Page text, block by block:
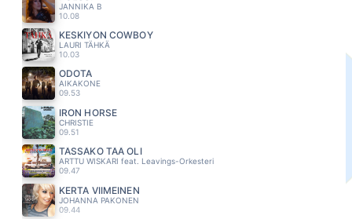
JANNIKA B
10.08
KESKIYÖN COWBOY
LAURI TÄHKÄ
10.03
ODOTA
AIKAKONE
09.53
IRON HORSE
CHRISTIE
09.51
TÄSSÄKÖ TÄÄ OLI
ARTTU WISKARI feat. Leavings-Orkesteri
09.47
KERTA VIIMEINEN
JOHANNA PAKONEN
09.44